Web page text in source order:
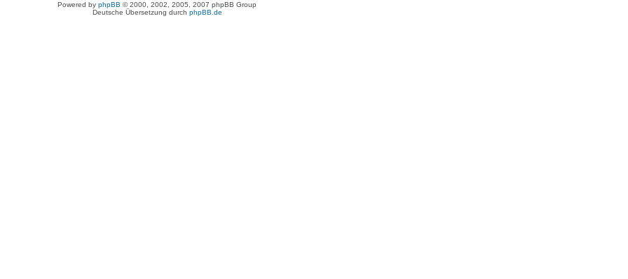
Powered by phpBB © 2000, 2002, 2005, 2007 phpBB Group
Deutsche Übersetzung durch phpBB.de